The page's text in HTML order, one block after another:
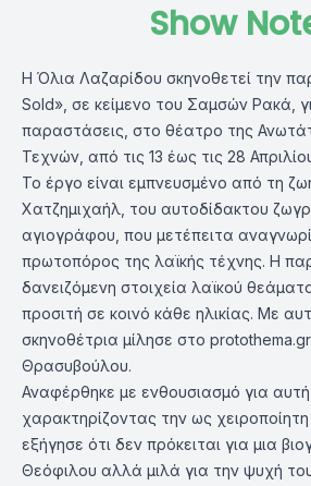
Show
Η Όλια Λαζαρίδου σκηνοθετεί την
Sold», σε κείμενο του Σαμσών Ρακά,
παραστάσεις, στο θέατρο της
Τεχνών, από τις 13 έως τις 28
Το έργο είναι εμπνευσμένο από τη
Χατζημιχαήλ, του αυτοδίδακτου
αγιογράφου, που μετέπειτα
πρωτοπόρος της λαϊκής τέχνης. H
δανειζόμενη στοιχεία λαϊκού
προσιτή σε κοινό κάθε ηλικίας. Με
σκηνοθέτρια μίλησε στο
Θρασυβούλου.
Αναφέρθηκε με ενθουσιασμό για
χαρακτηρίζοντας την ως
εξήγησε ότι δεν πρόκειται για μια
Θεόφιλου αλλά μιλά για την ψυχή